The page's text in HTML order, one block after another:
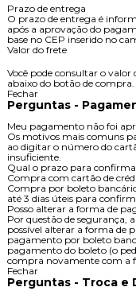
Prazo de entrega
O prazo de entrega é
após a aprovação do
base no CEP inserido no
Valor do frete
Você pode consultar o
abaixo do botão de compra.
Fechar
Perguntas -
Meu pagamento não foi
Os motivos mais comuns
ao digitar o número do
insuficiente.
Qual o prazo para
Compra com cartão de
Compra por boleto
até 3 dias úteis para
Posso alterar a forma de
Por questão de segurança,
possível alterar a forma de
pagamento por boleto
pagamento do boleto (o
compra novamente com a
Fechar
Perguntas - Troca e